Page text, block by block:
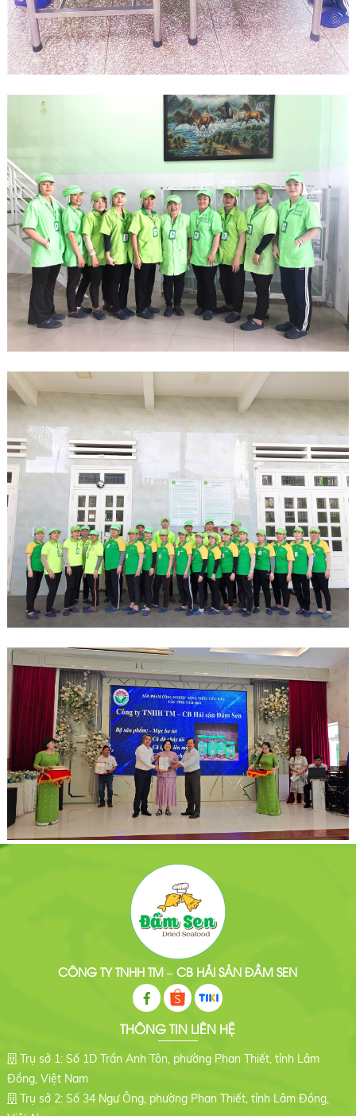
CÔNG TY TNHH TM – CB HẢI SẢN ĐẦM SEN
THÔNG TIN LIÊN HỆ
Trụ sở 1: Số 1D Trần Anh Tôn, phường Phan Thiết, tỉnh Lâm
Đồng, Việt Nam
Trụ sở 2: Số 34 Ngư Ông, phường Phan Thiết, tỉnh Lâm Đồng,